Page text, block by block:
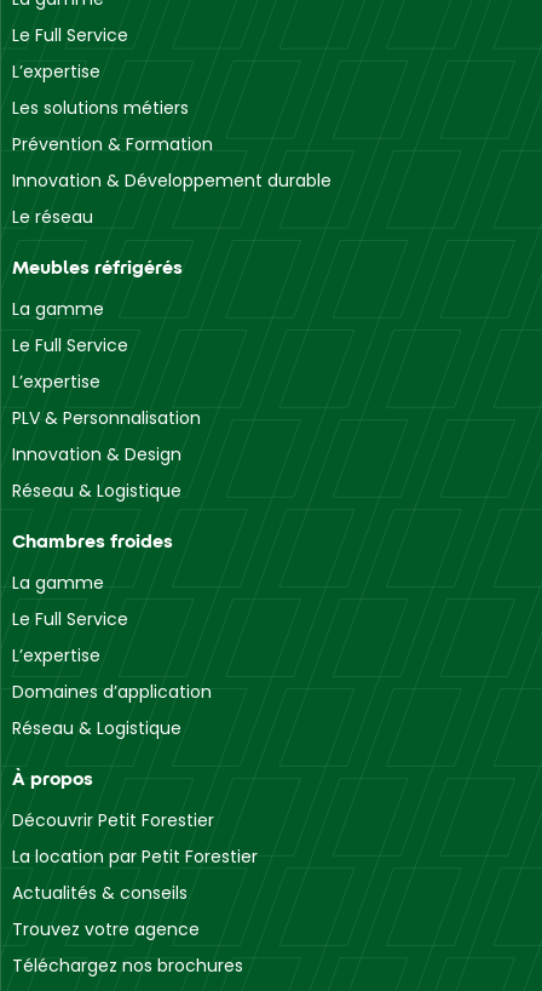
Le Full Service
L’expertise
Les solutions métiers
Prévention & Formation
Innovation & Développement durable
Le réseau
Meubles réfrigérés
La gamme
Le Full Service
L’expertise
PLV & Personnalisation
Innovation & Design
Réseau & Logistique
Chambres froides
La gamme
Le Full Service
L’expertise
Domaines d’application
Réseau & Logistique
À propos
Découvrir Petit Forestier
La location par Petit Forestier
Actualités & conseils
Trouvez votre agence
Téléchargez nos brochures